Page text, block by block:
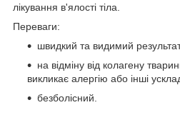
лікування в'ялості тіла.
Переваги:
швидкий та видимий
на відміну від колагену
викликає алергію або інші
безболісний.